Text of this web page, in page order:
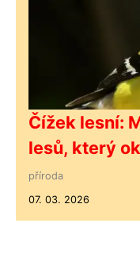
Čížek lesní:
lesů, který
příroda
07. 03. 2026